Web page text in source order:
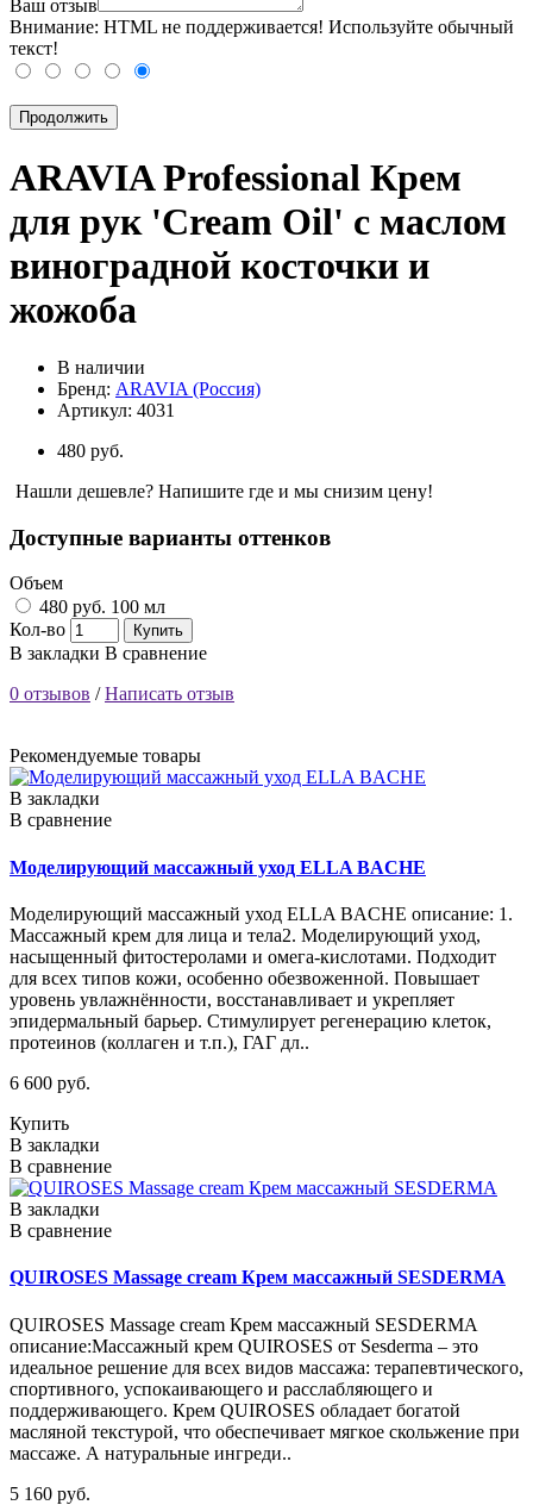
Ваш отзыв
Внимание: HTML не поддерживается! Используйте обычный
текст!
Продолжить
ARAVIA Professional Крем
для рук 'Cream Oil' с маслом
виноградной косточки и
жожоба
В наличии
Бренд: ARAVIA (Россия)
Артикул: 4031
480 руб.
Нашли дешевле? Напишите где и мы снизим цену!
Доступные варианты оттенков
Объем
480 руб. 100 мл
Кол-во
Купить
В закладки В сравнение
0 отзывов /Написать отзыв
Рекомендуемые товары
В закладки
В сравнение
Моделирующий массажный уход ELLA BACHE
Моделирующий массажный уход ELLA BACHE описание: 1.
Массажный крем для лица и тела2. Моделирующий уход,
насыщенный фитостеролами и омега-кислотами. Подходит
для всех типов кожи, особенно обезвоженной. Повышает
уровень увлажнённости, восстанавливает и укрепляет
эпидермальный барьер. Стимулирует регенерацию клеток,
протеинов (коллаген и т.п.), ГАГ дл..
6 600 руб.
Купить
В закладки
В сравнение
В закладки
В сравнение
QUIROSES Massage cream Крем массажный SESDERMA
QUIROSES Massage cream Крем массажный SESDERMA
описание:Массажный крем QUIROSES от Sesderma – это
идеальное решение для всех видов массажа: терапевтического,
спортивного, успокаивающего и расслабляющего и
поддерживающего. Крем QUIROSES обладает богатой
масляной текстурой, что обеспечивает мягкое скольжение при
массаже. А натуральные ингреди..
5 160 руб.